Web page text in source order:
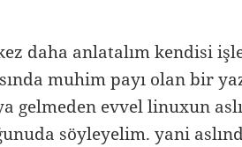
daha anlatalım kendisi
muhim payı olan bir
gelmeden evvel linuxun
söyleyelim. yani